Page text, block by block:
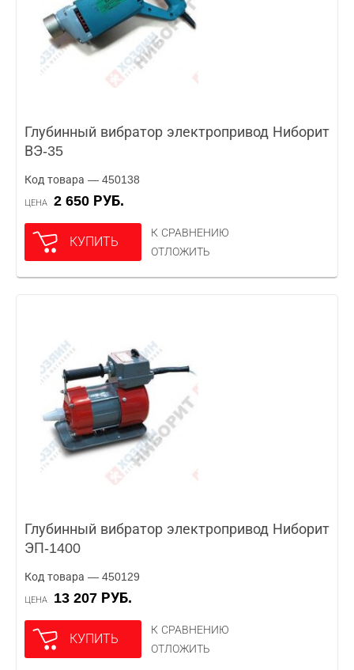
Глубинный вибратор электропривод Ниборит
ВЭ-35
Код товара — 450138
ЦЕНА 2 650 РУБ.
КУПИТЬ
К СРАВНЕНИЮ
ОТЛОЖИТЬ
Глубинный вибратор электропривод Ниборит
ЭП-1400
Код товара — 450129
ЦЕНА 13 207 РУБ.
КУПИТЬ
К СРАВНЕНИЮ
ОТЛОЖИТЬ